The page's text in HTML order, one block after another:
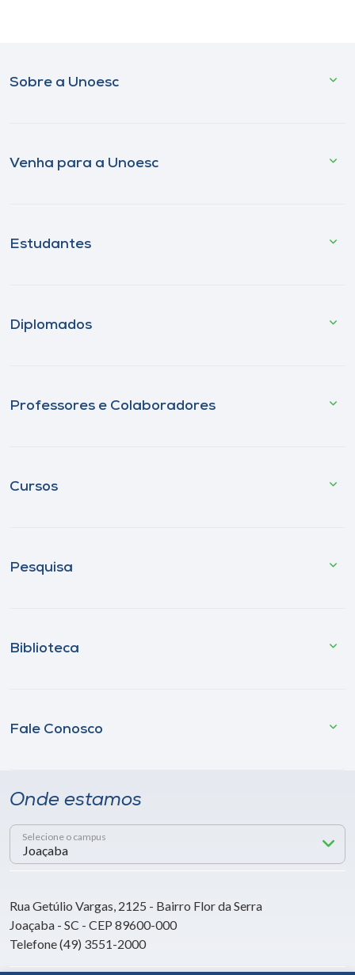
Sobre a Unoesc
Venha para a Unoesc
Estudantes
Diplomados
Professores e Colaboradores
Cursos
Pesquisa
Biblioteca
Fale Conosco
Onde estamos
Selecione o campus
Rua Getúlio Vargas, 2125 - Bairro Flor da Serra
Joaçaba - SC - CEP 89600-000
Telefone (49) 3551-2000